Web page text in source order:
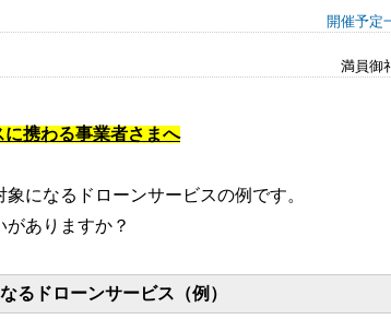
開催予定
満員御
携わる事業者さまへ
になるドローンサービスの例です。
ありますか？
るドローンサービス（例）